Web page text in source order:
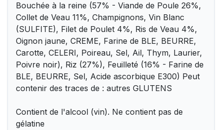
Bouchée à la reine (57% - Viande de Poule 26%,
Collet de Veau 11%, Champignons, Vin Blanc
(SULFITE), Filet de Poulet 4%, Ris de Veau 4%,
Oignon jaune, CREME, Farine de BLE, BEURRE,
Carotte, CELERI, Poireau, Sel, Ail, Thym, Laurier,
Poivre noir), Riz (27%), Feuilleté (16% - Farine de
BLE, BEURRE, Sel, Acide ascorbique E300) Peut
contenir des traces de : autres GLUTENS
Contient de l'alcool (vin). Ne contient pas de
gélatine